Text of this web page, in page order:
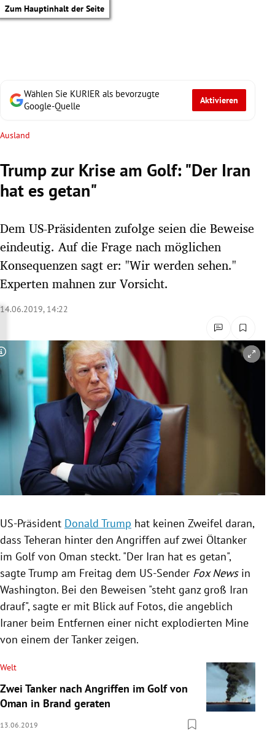
Zum Hauptinhalt der Seite
Untermenü
Untermenü
Untermenü
Untermenü
Untermenü
Untermenü
Untermenü
Untermenü
Untermenü
Untermenü
Wählen Sie KURIER als bevorzugte
Google-Quelle
Aktivieren
Ausland
Trump zur Krise am Golf: "Der Iran
hat es getan"
Dem US-Präsidenten zufolge seien die Beweise
eindeutig. Auf die Frage nach möglichen
Konsequenzen sagt er: "Wir werden sehen."
Experten mahnen zur Vorsicht.
14.06.2019, 14:22
Copyright-Hinweis öffnen/schließen
US-Präsident Donald Trump hat keinen Zweifel daran,
dass Teheran hinter den Angriffen auf zwei Öltanker
im Golf von Oman steckt. "Der Iran hat es getan",
sagteTrump am Freitag dem US-Sender Fox Newsin
Washington. Bei den Beweisen "steht ganz groß Iran
drauf", sagte er mit Blick auf Fotos, die angeblich
Iraner beim Entfernen einer nicht explodierten Mine
von einem der Tanker zeigen.
Welt
Zwei Tanker nach Angriffen im Golf von
Oman in Brand geraten
13.06.2019